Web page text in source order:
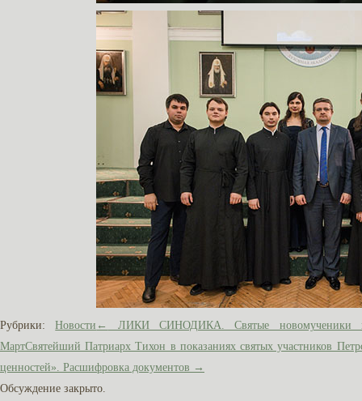
Рубрики:Новости ←
ЛИКИ СИНОДИКА. Святые новомученики и
МартСвятейший Патриарх Тихон в показаниях святых участников
ценностей». Расшифровка документов →
Обсуждение закрыто.